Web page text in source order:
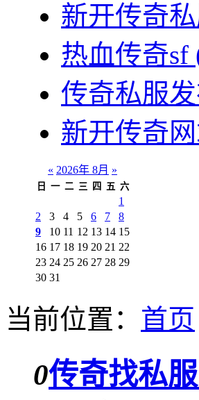
新开传奇
热血传奇sf
传奇私服
新开传奇
« 2026年 8月 »
日 一 二 三 四 五 六
1
2
3 4 5 6 7
8
9
10 11 12 13 14 15
16 17 18 19 20 21 22
23 24 25 26 27 28 29
30 31
当前位置： 首页
0传奇找私